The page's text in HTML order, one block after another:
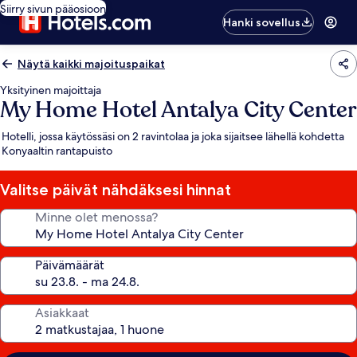
Siirry sivun pääosioon
Hanki sovellus
Näytä kaikki majoituspaikat
Yksityinen majoittaja
My Home Hotel Antalya City Center
Hotelli, jossa käytössäsi on 2 ravintolaa ja joka sijaitsee lähellä kohdetta
Konyaaltin rantapuisto
Valitse päivät nähdäksesi hinnat
Minne olet menossa?
Päivämäärät
Asiakkaat